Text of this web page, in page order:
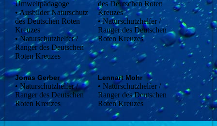
Umweltpädagoge
• Ausbilder Naturschutz
des Deutschen Roten
Kreuzes
• Naturschutzhelfer /
Ranger des Deutschen
Roten Kreuzes
des Deutschen Roten
Kreuzes
• Naturschutzhelfer /
Ranger des Deutschen
Roten Kreuzes
Jonas Gerber
• Naturschutzhelfer /
Ranger des Deutschen
Roten Kreuzes
Lennart Mohr
• Naturschutzhelfer /
Ranger des Deutschen
Roten Kreuzes